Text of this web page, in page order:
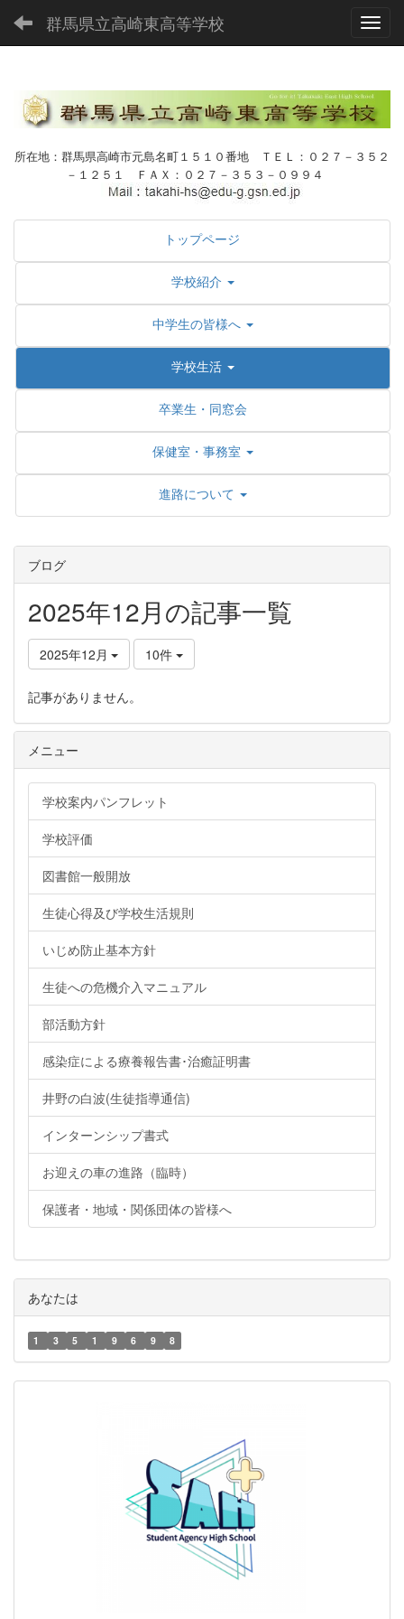
群馬県立高崎東高等学校
所在地：群馬県高崎市元島名町１５１０番地 ＴＥＬ：０２７－３５２
－１２５１ ＦＡＸ：０２７－３５３－０９９４
トップページ
学校紹介
中学生の皆様へ
学校生活
卒業生・同窓会
保健室・事務室
進路について
ブログ
2025年12月の記事一覧
2025年12月 10件
記事がありません。
メニュー
学校案内パンフレット
学校評価
図書館一般開放
生徒心得及び学校生活規則
いじめ防止基本方針
生徒への危機介入マニュアル
部活動方針
感染症による療養報告書･治癒証明書
井野の白波(生徒指導通信)
インターンシップ書式
お迎えの車の進路（臨時）
保護者・地域・関係団体の皆様へ
あなたは
1 3 5 1 9 6 9 8